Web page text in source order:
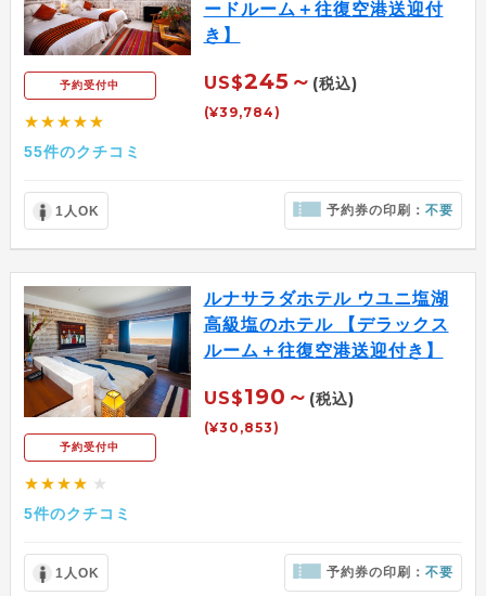
予約受付中
★★★★★
55件のクチコミ
ードルーム＋往復空港送迎付
き】
US$245～ (税込)
(¥39,784)
1人OK 予約券の印刷：不要
予約受付中
★★★★ ★
5件のクチコミ
ルナサラダホテル ウユニ塩湖
高級塩のホテル 【デラックス
ルーム＋往復空港送迎付き】
US$190～ (税込)
(¥30,853)
1人OK 予約券の印刷：不要